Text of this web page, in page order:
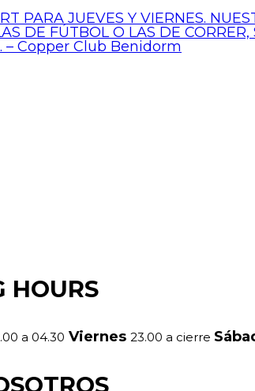
PARA JUEVES Y VIERNES.
DE FÚTBOL O LAS DE
– Copper Club Benidorm
HOURS
a 04.30 Viernes 23.00 a cierre